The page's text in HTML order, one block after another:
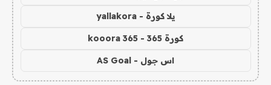
يلا كورة - yallakora
كورة 365 - kooora 365
اس جول - AS Goal